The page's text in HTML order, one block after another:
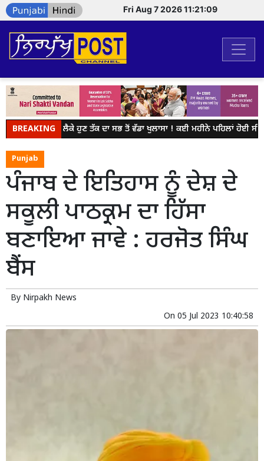
Fri Aug 7 2026 11:21:09
BREAKING
NEET ਨੂੰ ਲੈਕੇ ਹੁਣ ਤੱਕ ਦਾ ਸਭ ਤੋਂ ਵੱਡਾ ਖੁਲਾਸਾ ! ਕਈ ਮਹੀਨੇ ਪਹਿਲਾਂ ਹੋਈ ਸੀ
Punjab
ਪੰਜਾਬ ਦੇ ਇਤਿਹਾਸ ਨੂੰ ਦੇਸ਼ ਦੇ
ਸਕੂਲੀ ਪਾਠਕ੍ਰਮ ਦਾ ਹਿੱਸਾ
ਬਣਾਇਆ ਜਾਵੇ : ਹਰਜੋਤ ਸਿੰਘ
ਬੈਂਸ
By Nirpakh News
On 05 Jul 2023 10:40:58